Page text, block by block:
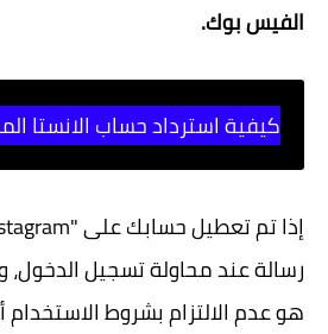
الفيس بوك.
كيفية استرداد حساب الانستا
رسالة عند محاولة تسجيل
هو عدم الالتزام بشروط الاستخدام